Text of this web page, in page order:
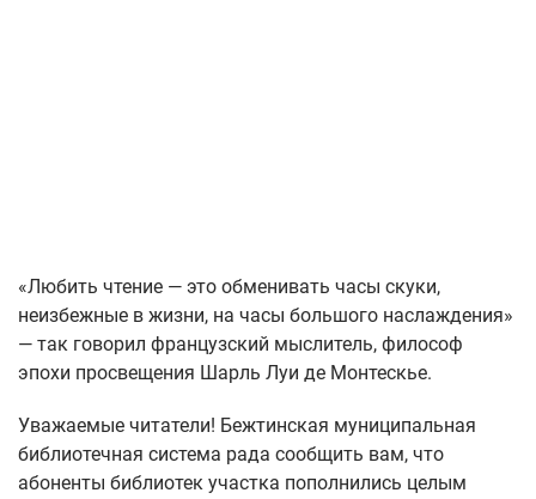
«Любить чтение — это обменивать часы скуки,
неизбежные в жизни, на часы большого наслаждения»
— так говорил французский мыслитель, философ
эпохи просвещения Шарль Луи де Монтескье.
Уважаемые читатели! Бежтинская муниципальная
библиотечная система рада сообщить вам, что
абоненты библиотек участка пополнились целым